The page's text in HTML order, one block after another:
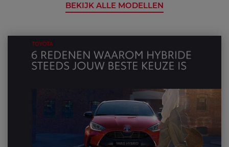
BEKIJK ALLE MODELLEN